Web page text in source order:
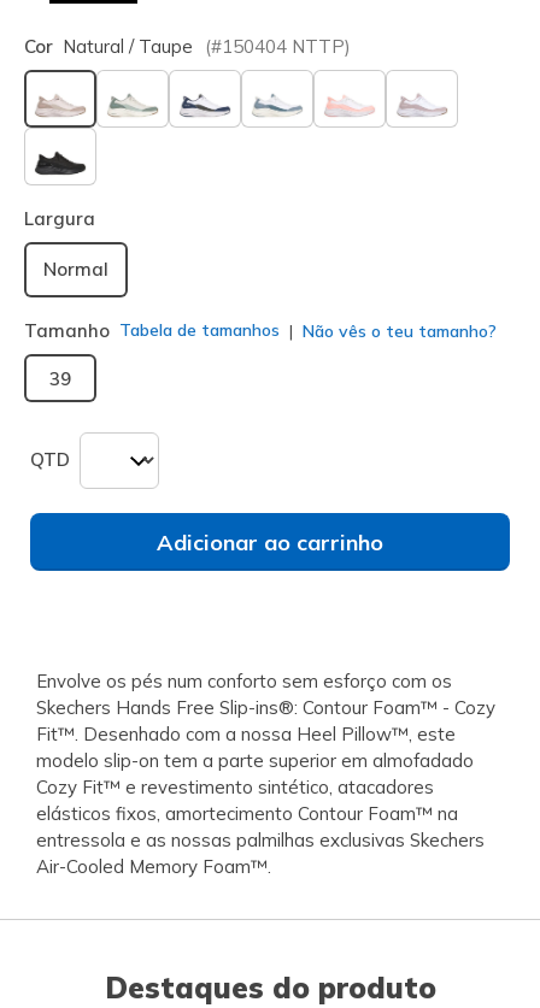
Cor Natural / Taupe (#150404 NTTP)
selecionado
Largura
Normal
Tamanho Tabela de tamanhos Não vês o teu tamanho?
39
QTD
Adicionar ao carrinho
Envolve os pés num conforto sem esforço com os
Skechers Hands Free Slip-ins®: Contour Foam™ - Cozy
Fit™. Desenhado com a nossa Heel Pillow™, este
modelo slip-on tem a parte superior em almofadado
Cozy Fit™ e revestimento sintético, atacadores
elásticos fixos, amortecimento Contour Foam™ na
entressola e as nossas palmilhas exclusivas Skechers
Air-Cooled Memory Foam™.
Destaques do produto